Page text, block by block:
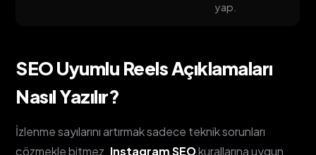
yap.
SEO Uyumlu Reels Açıklamaları
Nasıl Yazılır?
İzlenme sayılarını artırmak sadece teknik sorunları
çözmekle bitmez. Instagram SEOkurallarına uygun